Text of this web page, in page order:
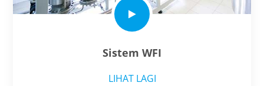
Sistem WFI
LIHAT LAGI